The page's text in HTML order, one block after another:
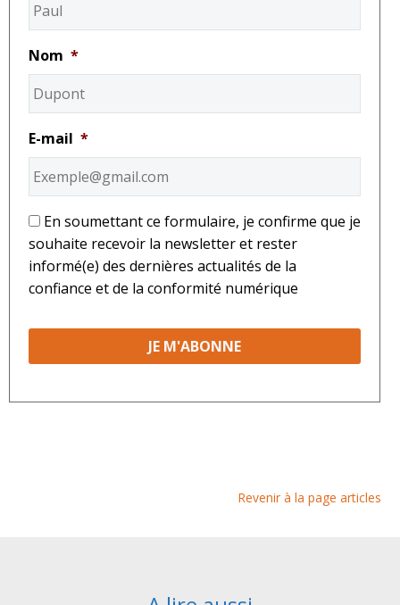
Nom *
E-mail *
* En soumettant ce formulaire, je confirme que je
souhaite recevoir la newsletter et rester
informé(e) des dernières actualités de la
confiance et de la conformité numérique
Revenir à la page articles